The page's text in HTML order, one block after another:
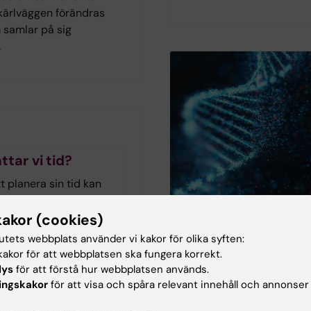
förändras
samlar på sig
vi tid?
planera sin tid kan
men även hos
demenssjukdom eller
och
Christine Persson
sig för tidshantering
The Conversation
Genetisk
(cookies)
webbplats använder vi kakor för olika syften:
för att webbplatsen ska fungera korrekt.
för att förstå hur webbplatsen används.
för att visa och spåra relevant innehåll och